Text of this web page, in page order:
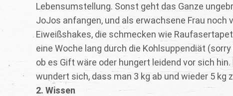
Lebensumstellung. Sonst geht das Ganze
JoJos anfangen, und als erwachsene Frau noch
Eiweißshakes, die schmecken wie
eine Woche lang durch die Kohlsuppendiät
ob es Gift wäre oder hungert leidend vor sich
wundert sich, dass man 3 kg ab und wieder 5 kg
2. Wissen